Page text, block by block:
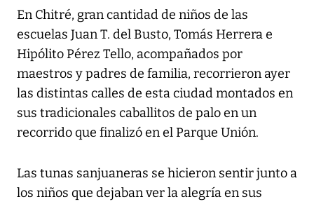
En Chitré, gran cantidad de niños de las
escuelas Juan T. del Busto, Tomás Herrera e
Hipólito Pérez Tello, acompañados por
maestros y padres de familia, recorrieron ayer
las distintas calles de esta ciudad montados en
sus tradicionales caballitos de palo en un
recorrido que finalizó en el Parque Unión.
Las tunas sanjuaneras se hicieron sentir junto a
los niños que dejaban ver la alegría en sus